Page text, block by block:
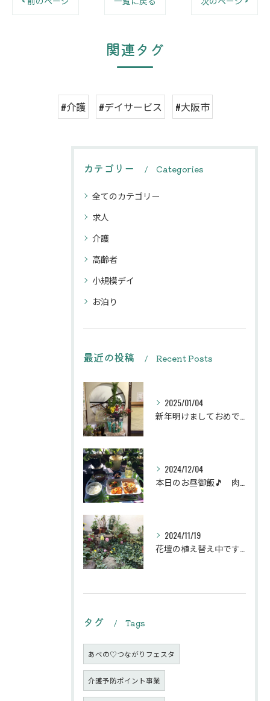
関連タグ
#介護 #デイサービス #大阪市
カテゴリー Categories
全てのカテゴリー
求人
介護
高齢者
小規模デイ
お泊り
最近の投稿 Recent Posts
2025/01/04
2024/12/04
2024/11/19
タグ Tags
あべの♡つながりフェスタ
介護予防ポイント事業